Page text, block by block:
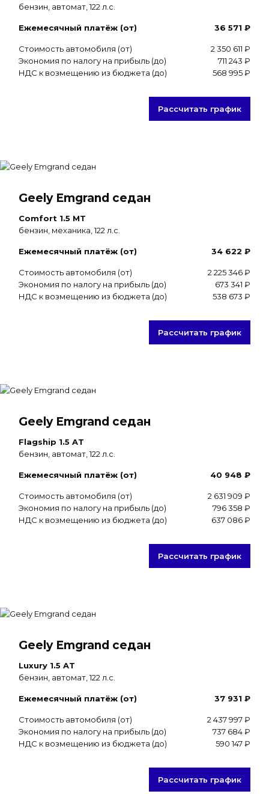
бензин, автомат, 122 л.с.
Ежемесячный платёж (от) 36 571 ₽
Стоимость автомобиля (от)
2 350 611 ₽
Экономия по налогу на прибыль (до)
711 243 ₽
НДС к возмещению из бюджета (до)
568 995 ₽
Рассчитать график
Geely Emgrand седан
Comfort 1.5 MT
бензин, механика, 122 л.с.
Ежемесячный платёж (от) 34 622 ₽
Стоимость автомобиля (от)
2 225 346 ₽
Экономия по налогу на прибыль (до)
673 341 ₽
НДС к возмещению из бюджета (до)
538 673 ₽
Рассчитать график
Geely Emgrand седан
Flagship 1.5 AT
бензин, автомат, 122 л.с.
Ежемесячный платёж (от) 40 948 ₽
Стоимость автомобиля (от)
2 631 909 ₽
Экономия по налогу на прибыль (до)
796 358 ₽
НДС к возмещению из бюджета (до)
637 086 ₽
Рассчитать график
Geely Emgrand седан
Luxury 1.5 AT
бензин, автомат, 122 л.с.
Ежемесячный платёж (от) 37 931 ₽
Стоимость автомобиля (от)
2 437 997 ₽
Экономия по налогу на прибыль (до)
737 684 ₽
НДС к возмещению из бюджета (до)
590 147 ₽
Рассчитать график